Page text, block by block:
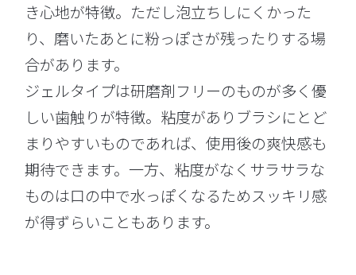
き心地が特徴。ただし泡立ちしにくかった
り、磨いたあとに粉っぽさが残ったりする場
合があります。
ジェルタイプは研磨剤フリーのものが多く優
しい歯触りが特徴。粘度がありブラシにとど
まりやすいものであれば、使用後の爽快感も
期待できます。一方、粘度がなくサラサラな
ものは口の中で水っぽくなるためスッキリ感
が得ずらいこともあります。